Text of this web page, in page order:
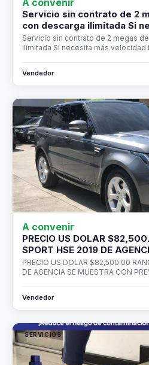
A convenir
Servicio sin contrato de 2
con descarga ilimitada Si
Servicio sin contrato de 2 megas
ilimitada Si necesita más velocidad
Vendedor
SERVICIOS
A convenir
PRECIO US DOLAR
SPORT HSE 2019 DE
PRECIO US DOLAR $82,500.00
DE AGENCIA SE MUESTRA CON
Vendedor
SERVICIOS